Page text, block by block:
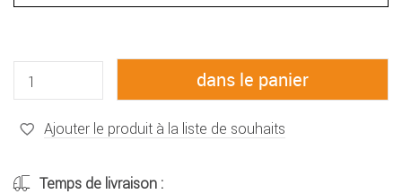
Ajouter le produit à la liste de souhaits
Temps de livraison :